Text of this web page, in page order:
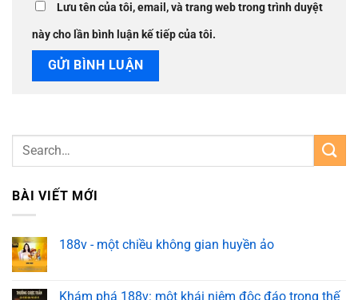
Lưu tên của tôi, email, và trang web trong trình duyệt
này cho lần bình luận kế tiếp của tôi.
BÀI VIẾT MỚI
188v - một chiều không gian huyền ảo
Khám phá 188v: một khái niệm độc đáo trong thế